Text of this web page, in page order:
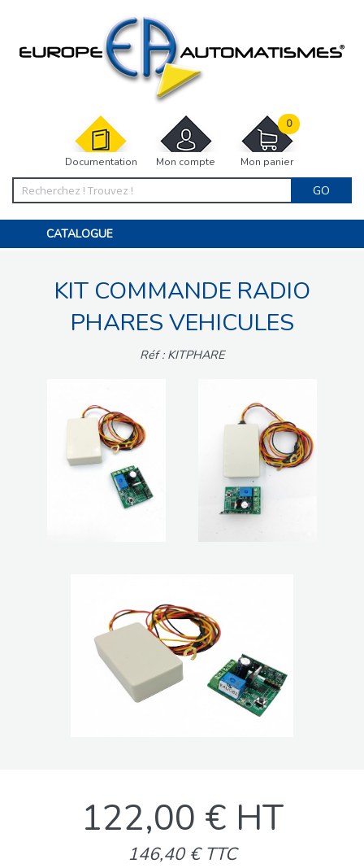
Documentation Mon compte Mon panier
0
GO
CATALOGUE
MOTORISATIONS
ACCESSOIRES ET ELECTRONIQUES
INTERPHONES VISIOPHONES
KIT COMMANDE RADIO
PHARES VEHICULES
Réf : KITPHARE
122,00 € HT
146,40 € TTC